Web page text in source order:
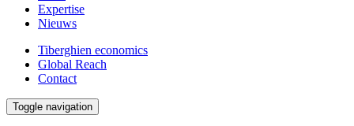
Expertise
Nieuws
Tiberghien economics
Global Reach
Contact
Toggle navigation